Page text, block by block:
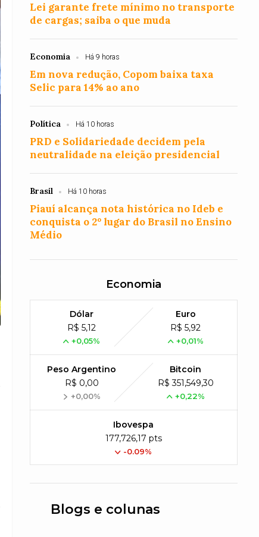
Lei garante frete mínimo no transporte
de cargas; saiba o que muda
Economia Há 9 horas
Em nova redução, Copom baixa taxa
Selic para 14% ao ano
Política Há 10 horas
PRD e Solidariedade decidem pela
neutralidade na eleição presidencial
Brasil Há 10 horas
Piauí alcança nota histórica no Ideb e
conquista o 2º lugar do Brasil no Ensino
Médio
Economia
Dólar
R$ 5,12
+0,05%
Euro
R$ 5,92
+0,01%
Peso Argentino
R$ 0,00
+0,00%
Bitcoin
R$ 351,549,30
+0,22%
Ibovespa
177,726,17 pts
-0.09%
Blogs e colunas